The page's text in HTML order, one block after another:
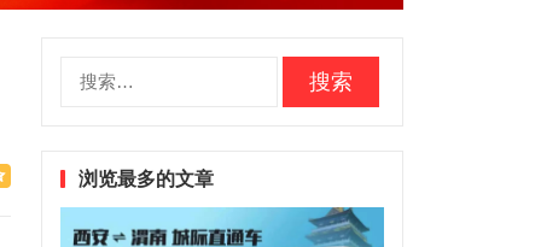
浏览最多的文章